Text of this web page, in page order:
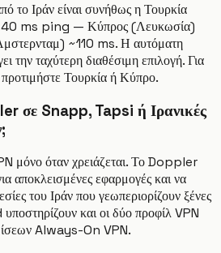
το Ιράν είναι συνήθως η Τουρκία
ms ping — Κύπρος (Λευκωσία)
~110 ms. Η αυτόματη
την ταχύτερη διαθέσιμη επιλογή. Για
προτιμήστε Τουρκία ή Κύπρο.
σε Snapp, Tapsi ή Ιρανικές
μόνο όταν χρειάζεται. Το Doppler
αποκλεισμένες εφαρμογές και να
του Ιράν που γεωπεριορίζουν ξένες
και οι δύο προφίλ VPN
Always-On VPN.